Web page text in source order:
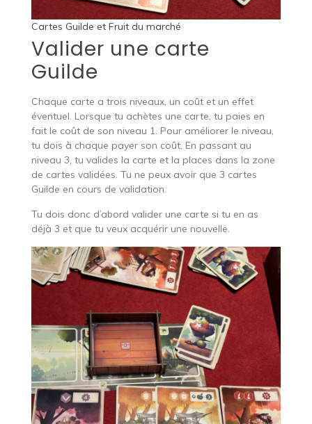
Cartes Guilde et Fruit du marché
Valider une carte
Guilde
Chaque carte a trois niveaux, un coût et un effet
éventuel. Lorsque tu achètes une carte, tu paies en
fait le coût de son niveau 1. Pour améliorer le niveau,
tu dois à chaque payer son coût. En passant au
niveau 3, tu valides la carte et la places dans la zone
de cartes validées. Tu ne peux avoir que 3 cartes
Guilde en cours de validation.
Tu dois donc d’abord valider une carte si tu en as
déjà 3 et que tu veux acquérir une nouvelle.